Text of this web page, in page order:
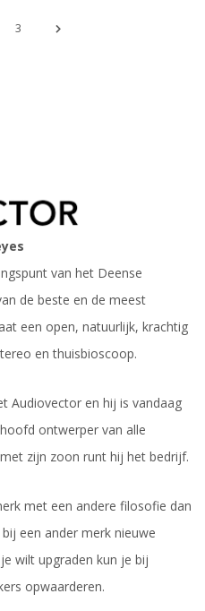
3
van het Deense
de beste en de meest
een open, natuurlijk, krachtig
en thuisbioscoop.
Audiovector en hij is vandaag
ontwerper van alle
zijn zoon runt hij het bedrijf.
met een andere filosofie dan
een ander merk nieuwe
wilt upgraden kun je bij
opwaarderen.